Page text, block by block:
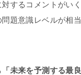
するコメントがいく
題意識レベルが相当
「未来を予測する最良